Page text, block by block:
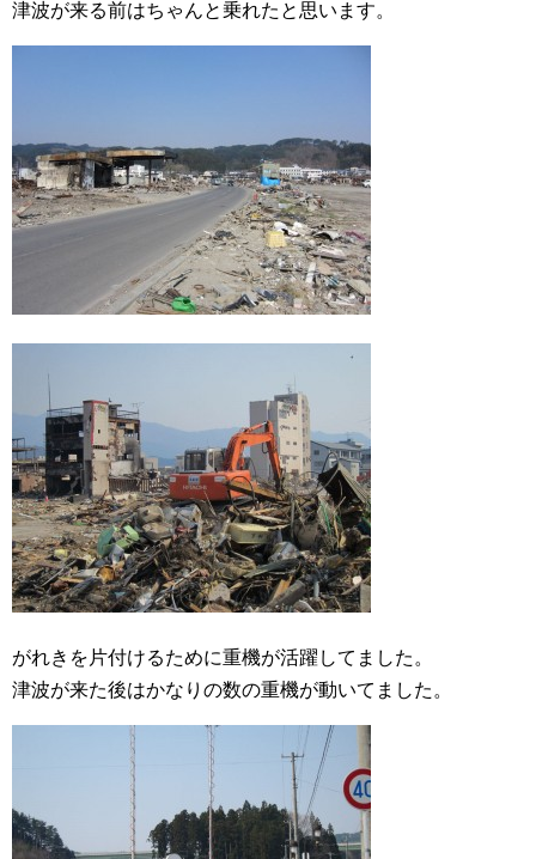
津波が来る前はちゃんと乗れたと思います。
がれきを片付けるために重機が活躍してました。
津波が来た後はかなりの数の重機が動いてました。